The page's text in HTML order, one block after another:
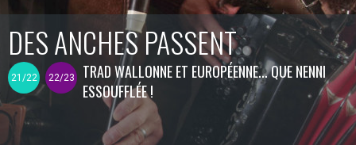
DES ANCHES PASSENT
21/22 22/23
TRAD WALLONNE ET EUROPÉENNE... QUE NENNI
ESSOUFFLÉE !